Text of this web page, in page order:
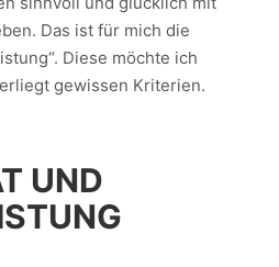
Das ist für mich die
Diese möchte ich
gewissen Kriterien.
UND